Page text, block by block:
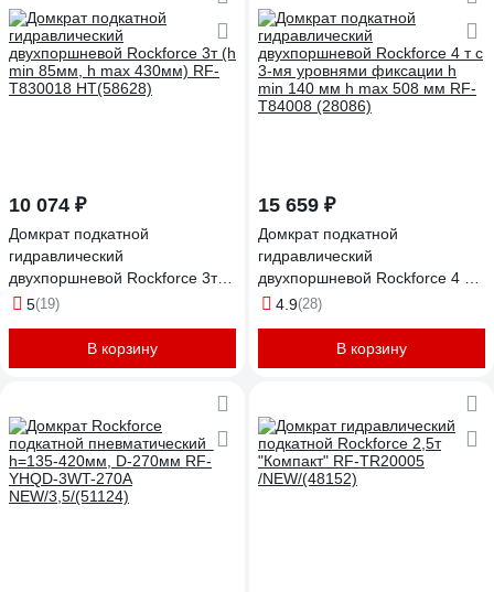
10 074 ₽
Домкрат подкатной
гидравлический
двухпоршневой Rockforce 3т (h
min 85мм, h max 430мм) RF-
5(19)
В корзину
15 659 ₽
Домкрат подкатной
гидравлический
двухпоршневой Rockforce 4 т с
3-мя уровнями фиксации h
T84008 (28086)
4.9(28)
В корзину